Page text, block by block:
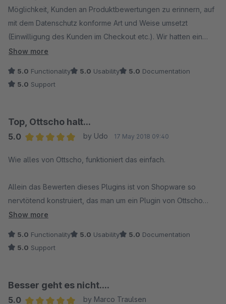
Möglichkeit, Kunden an Produktbewertungen zu erinnern, auf
mit dem Datenschutz konforme Art und Weise umsetzt
(Einwilligung des Kunden im Checkout etc.). Wir hatten ein
paar Rückfragen bzgl. Installation und Konfiguration. Der
absolut erstklassig. Ein kleiner Anpassungswunsch
unsererseits wurde in kürzester Zeit per Update umgesetzt.
Dankeschön an den Hersteller für den tollen Support!
Show more
5.0 Functionality 5.0 Usability 5.0 Documentation
5.0 Support
Top, Ottscho halt...
5.0
by Udo 17 May 2018 09:40
Wie alles von Ottscho, funktioniert das einfach.
Allein das Bewerten dieses Plugins ist von Shopware so
nervtötend konstruiert, das man um ein Plugin von Ottscho
nicht herumkommt, wenn man seine Kunden nicht verärgern
Show more
5.0 Functionality 5.0 Usability 5.0 Documentation
5.0 Support
Besser geht es nicht....
5.0
by Marco Traulsen